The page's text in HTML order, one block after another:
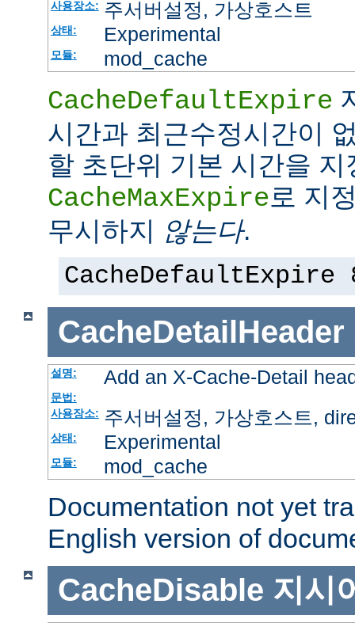
사용장소: 주서버설정, 가상호스트
상태: Experimental
모듈: mod_cache
CacheDefaultExpire
시간과 최근수정시간이
할 초단위 기본 시간을 지
CacheMaxExpire로 지
무시하지 않는다.
CacheDefaultExpire
CacheDetailHeader
설명: Add an X-Cache-Detail
문법:
사용장소: 주서버설정, 가상호스트,
상태: Experimental
모듈: mod_cache
Documentation not yet
English version of
CacheDisable 지시